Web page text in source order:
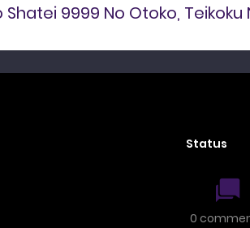
9999 No Otoko, Teikoku
Status
0